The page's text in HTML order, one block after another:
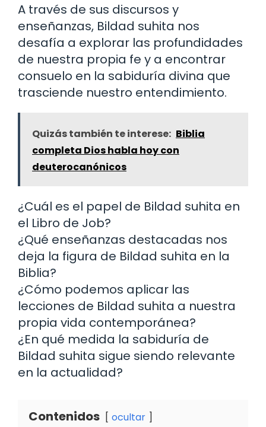
A través de sus discursos y
enseñanzas, Bildad suhita nos
desafía a explorar las profundidades
de nuestra propia fe y a encontrar
consuelo en la sabiduría divina que
trasciende nuestro entendimiento.
Quizás también te interese: Biblia
completa Dios habla hoy con
deuterocanónicos
¿Cuál es el papel de Bildad suhita en
el Libro de Job?
¿Qué enseñanzas destacadas nos
deja la figura de Bildad suhita en la
Biblia?
¿Cómo podemos aplicar las
lecciones de Bildad suhita a nuestra
propia vida contemporánea?
¿En qué medida la sabiduría de
Bildad suhita sigue siendo relevante
en la actualidad?
Contenidos ocultar